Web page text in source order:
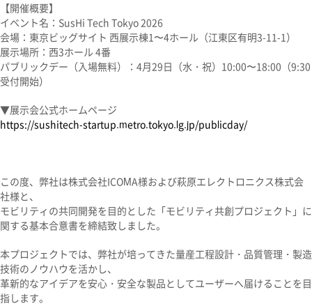
【開催概要】
イベント名：SusHi Tech Tokyo 2026
会場：東京ビッグサイト 西展示棟1〜4ホール（江東区有明3-11-1）
展示場所：西3ホール 4番
パブリックデー（入場無料）：4月29日（水・祝）10:00〜18:00（9:30
受付開始）
▼展示会公式ホームページ
https://sushitech-startup.metro.tokyo.lg.jp/publicday/
この度、弊社は株式会社ICOMA様および萩原エレクトロニクス株式会
社様と、
モビリティの共同開発を目的とした「モビリティ共創プロジェクト」に
関する基本合意書を締結致しました。
本プロジェクトでは、弊社が培ってきた量産工程設計・品質管理・製造
技術のノウハウを活かし、
革新的なアイデアを安心・安全な製品としてユーザーへ届けることを目
指します。